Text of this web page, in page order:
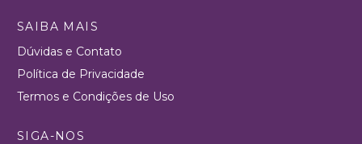
SAIBA MAIS
Dúvidas e Contato
Política de Privacidade
Termos e Condições de Uso
SIGA-NOS